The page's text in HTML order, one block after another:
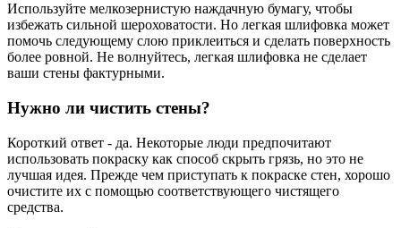
Используйте мелкозернистую наждачную бумагу, чтобы
избежать сильной шероховатости. Но легкая шлифовка может
помочь следующему слою приклеиться и сделать поверхность
более ровной. Не волнуйтесь, легкая шлифовка не сделает
ваши стены фактурными.
Нужно ли чистить стены?
Короткий ответ - да. Некоторые люди предпочитают
использовать покраску как способ скрыть грязь, но это не
лучшая идея. Прежде чем приступать к покраске стен, хорошо
очистите их с помощью соответствующего чистящего
средства.